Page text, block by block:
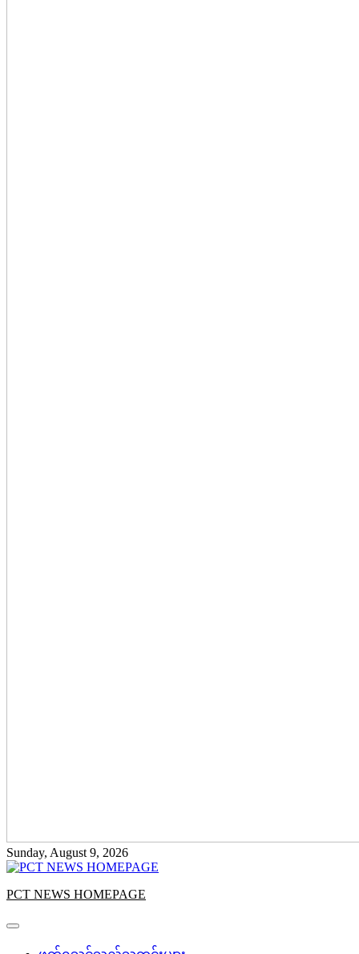
Sunday, August 9, 2026
PCT NEWS HOMEPAGE